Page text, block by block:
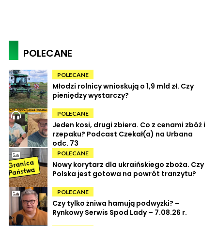
POLECANE
POLECANE
Młodzi rolnicy wnioskują o 1,9 mld zł. Czy
pieniędzy wystarczy?
POLECANE
Jeden kosi, drugi zbiera. Co z cenami zbóż i
rzepaku? Podcast Czekał(a) na Urbana
odc. 73
POLECANE
Nowy korytarz dla ukraińskiego zboża. Czy
Polska jest gotowa na powrót tranzytu?
POLECANE
Czy tylko żniwa hamują podwyżki? –
Rynkowy Serwis Spod Lady – 7.08.26 r.